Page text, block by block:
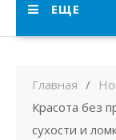
ЕЩЕ
Главная
Красота без
сухости и